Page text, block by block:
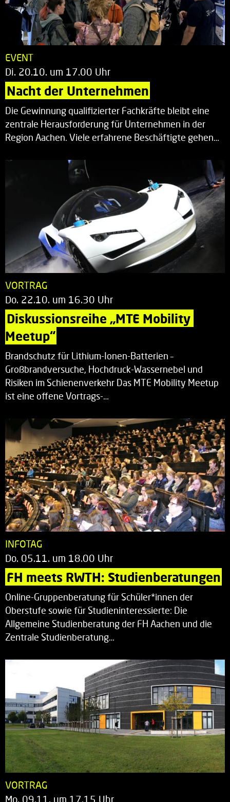
EVENT
Di. 20.10. um 17.00 Uhr
Nacht der Unternehmen
Die Gewinnung qualifizierter Fachkräfte bleibt eine
zentrale Herausforderung für Unternehmen in der
Region Aachen. Viele erfahrene Beschäftigte gehen…
VORTRAG
Do. 22.10. um 16.30 Uhr
Diskussionsreihe „MTE Mobility
Meetup“
Brandschutz für Lithium-Ionen-Batterien –
Großbrandversuche, Hochdruck-Wassernebel und
Risiken im Schienenverkehr Das MTE Mobility Meetup
ist eine offene Vortrags-…
INFOTAG
Do. 05.11. um 18.00 Uhr
FH meets RWTH: Studienberatungen
Online-Gruppenberatung für Schüler*innen der
Oberstufe sowie für Studieninteressierte: Die
Allgemeine Studienberatung der FH Aachen und die
Zentrale Studienberatung…
VORTRAG
Mo. 09.11. um 17.15 Uhr